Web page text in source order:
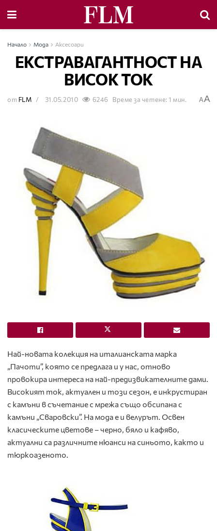
Начало Мода Аксесоари
ЕКСТРАВАГАНТНОСТ НА
ВИСОК ТОК
от FLM 31.05.2010 6246 Време за четене: 1 мин. AA
Най-новата колекция на италианската марка
„Пачоти”, която се предлага и у нас, отново
провокира интереса на най-предизвикателните дами.
Високият ток, актуален и този сезон, е инкрустиран
с камъни в съчетание с мрежа също обсипана с
камъни „Сваровски”. На мода е и велурът. Освен
класическите цветове – черно, бяло и кафяво,
актуални са различните нюанси на синьото, както и
тюркоазеното.